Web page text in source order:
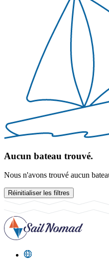
Aucun bateau trouvé.
Nous n'avons trouvé aucun
Réinitialiser les filtres